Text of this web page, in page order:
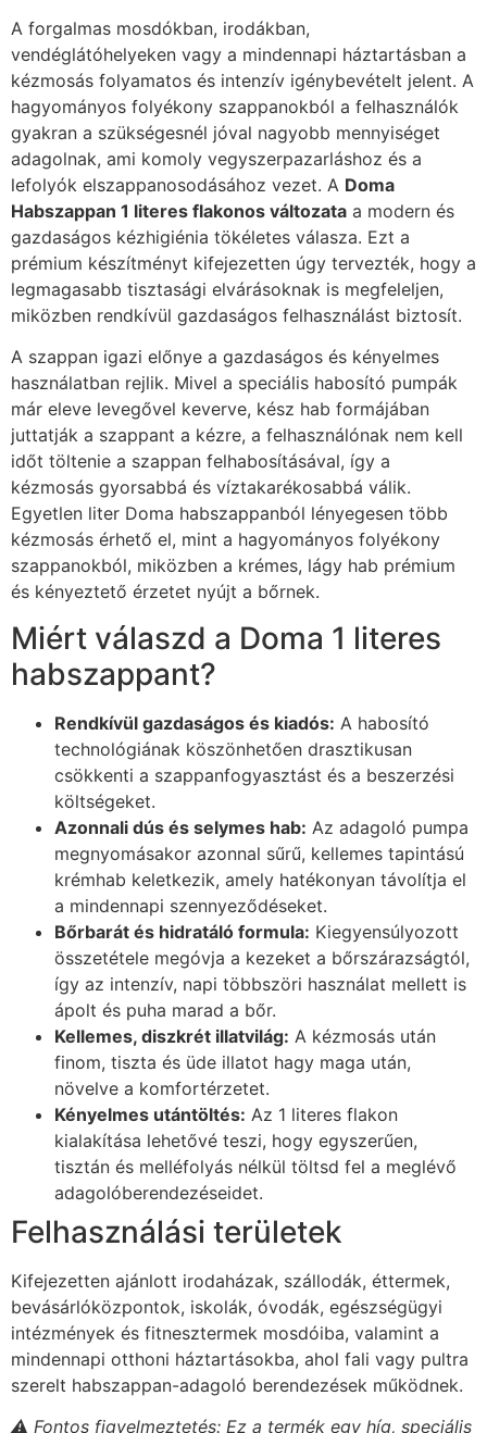
A forgalmas mosdókban, irodákban,
vendéglátóhelyeken vagy a mindennapi háztartásban a
kézmosás folyamatos és intenzív igénybevételt jelent. A
hagyományos folyékony szappanokból a felhasználók
gyakran a szükségesnél jóval nagyobb mennyiséget
adagolnak, ami komoly vegyszerpazarláshoz és a
lefolyók elszappanosodásához vezet. A Doma
Habszappan 1 literes flakonos változata a modern és
gazdaságos kézhigiénia tökéletes válasza. Ezt a
prémium készítményt kifejezetten úgy tervezték, hogy a
legmagasabb tisztasági elvárásoknak is megfeleljen,
miközben rendkívül gazdaságos felhasználást biztosít.
A szappan igazi előnye a gazdaságos és kényelmes
használatban rejlik. Mivel a speciális habosító pumpák
már eleve levegővel keverve, kész hab formájában
juttatják a szappant a kézre, a felhasználónak nem kell
időt töltenie a szappan felhabosításával, így a
kézmosás gyorsabbá és víztakarékosabbá válik.
Egyetlen liter Doma habszappanból lényegesen több
kézmosás érhető el, mint a hagyományos folyékony
szappanokból, miközben a krémes, lágy hab prémium
és kényeztető érzetet nyújt a bőrnek.
Miért válaszd a Doma 1 literes
habszappant?
Rendkívül gazdaságos és kiadós: A habosító
technológiának köszönhetően drasztikusan
csökkenti a szappanfogyasztást és a beszerzési
költségeket.
Azonnali dús és selymes hab: Az adagoló pumpa
megnyomásakor azonnal sűrű, kellemes tapintású
krémhab keletkezik, amely hatékonyan távolítja el
a mindennapi szennyeződéseket.
Bőrbarát és hidratáló formula: Kiegyensúlyozott
összetétele megóvja a kezeket a bőrszárazságtól,
így az intenzív, napi többszöri használat mellett is
ápolt és puha marad a bőr.
Kellemes, diszkrét illatvilág: A kézmosás után
finom, tiszta és üde illatot hagy maga után,
növelve a komfortérzetet.
Kényelmes utántöltés: Az 1 literes flakon
kialakítása lehetővé teszi, hogy egyszerűen,
tisztán és melléfolyás nélkül töltsd fel a meglévő
adagolóberendezéseidet.
Felhasználási területek
Kifejezetten ajánlott irodaházak, szállodák, éttermek,
bevásárlóközpontok, iskolák, óvodák, egészségügyi
intézmények és fitnesztermek mosdóiba, valamint a
mindennapi otthoni háztartásokba, ahol fali vagy pultra
szerelt habszappan-adagoló berendezések működnek.
⚠️ Fontos figyelmeztetés: Ez a termék egy híg, speciális